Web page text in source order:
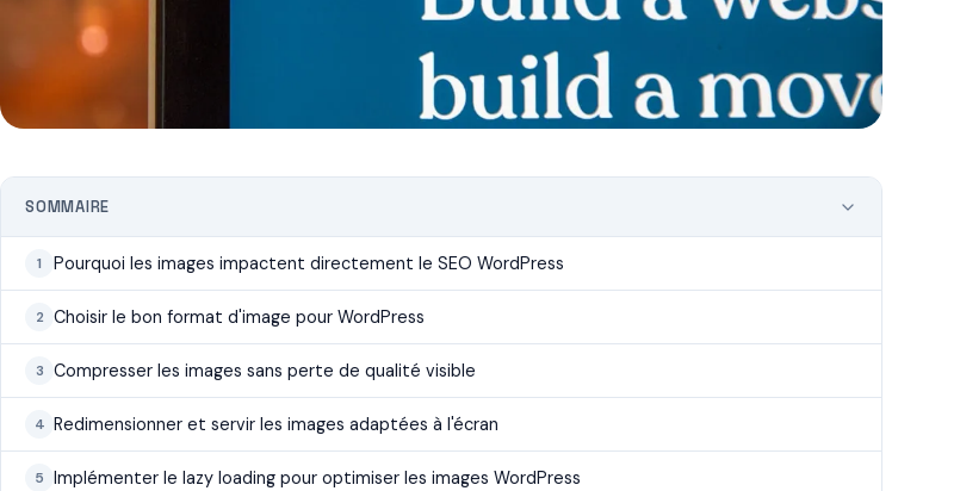
SOMMAIRE
Pourquoi les images impactent directement le SEO WordPress
Choisir le bon format d'image pour WordPress
Compresser les images sans perte de qualité visible
Redimensionner et servir les images adaptées à l'écran
Implémenter le lazy loading pour optimiser les images WordPress